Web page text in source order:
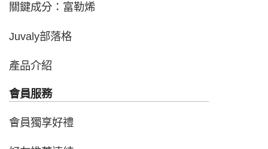
關鍵成分：富勒烯
Juvaly部落格
產品介紹
會員服務
會員獨享好禮